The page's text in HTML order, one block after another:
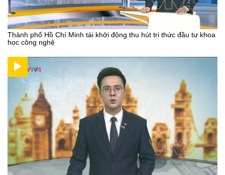
Thành phố Hồ Chí Minh tái khởi động thu hút tri thức đầu tư khoa
học công nghệ